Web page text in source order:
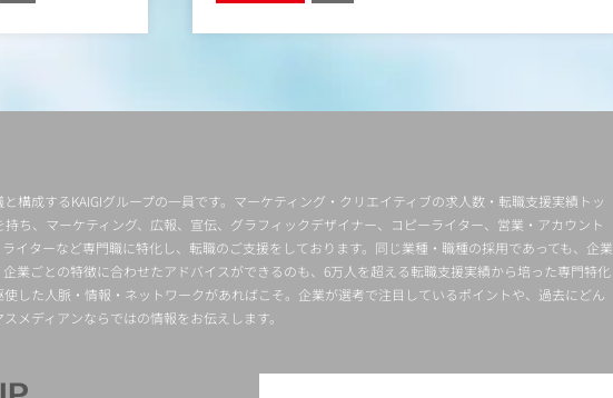
構成するKAIGIグループの一員です。マーケティング・クリエイティブの求人数・転職支援実績トッ
ち、マーケティング、広報、宣伝、グラフィックデザイナー、コピーライター、営業・アカウント
イターなど専門職に特化し、転職のご支援をしております。同じ業種・職種の採用であっても、企業
業ごとの特徴に合わせたアドバイスができるのも、6万人を超える転職支援実績から培った専門特化
した人脈・情報・ネットワークがあればこそ。企業が選考で注目しているポイントや、過去にどん
メディアンならではの情報をお伝えします。